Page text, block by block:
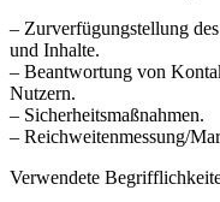
– Zurverfügungstellung
und Inhalte.
– Beantwortung von
Nutzern.
– Sicherheitsmaßnahmen.
– Reichweitenmessung/
Verwendete